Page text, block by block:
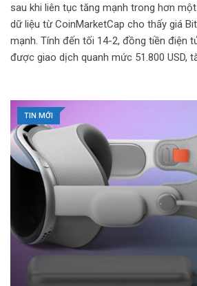
sau khi liên tục tăng mạnh trong hơn
dữ liệu từ CoinMarketCap cho thấy giá
mạnh. Tính đến tối 14-2, đồng tiền điện
được giao dịch quanh mức 51.800 USD,
TIN MỚI